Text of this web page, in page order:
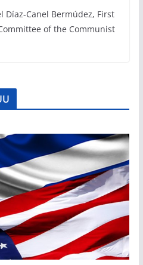
Díaz-Canel Bermúdez, First
of the Communist